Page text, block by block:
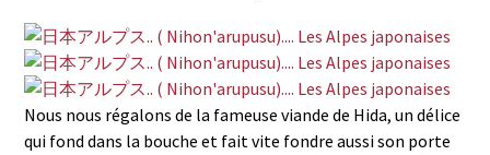
Nous nous régalons de la fameuse viande de Hida, un délice
qui fond dans la bouche et fait vite fondre aussi son porte